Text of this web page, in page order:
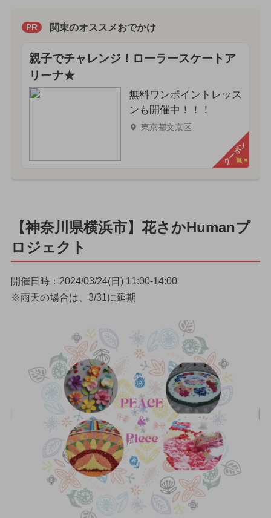
PR 関東のオススメおでかけ
親子でチャレンジ！ローラースケートア
リーナ★
無料ワンポイントレッス
ンも開催中！！！
東京都文京区
クーポン
【神奈川県横浜市】花さかHumanプ
ロジェクト
開催日時：2024/03/24(日) 11:00-14:00
※雨天の場合は、3/31に延期